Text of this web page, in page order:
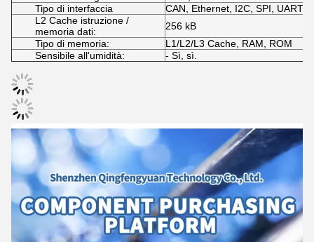
Tipo di interfaccia
CAN, Ethernet, I2C, SPI, UART,
L2 Cache istruzione /
memoria dati:
256 kB
Tipo di memoria:
L1/L2/L3 Cache, RAM, ROM
Sensibile all'umidità:
- Sì, sì.